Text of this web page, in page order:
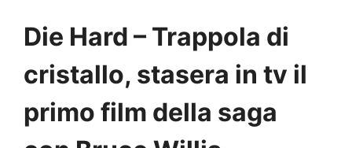
Die Hard – Trappola di
cristallo, stasera in tv il
primo film della saga